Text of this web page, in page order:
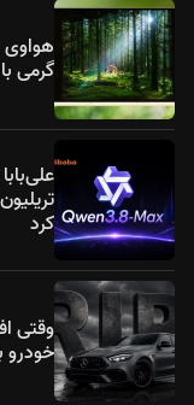
گرمی
کرد
وقتی
خودرو با ۲۷ محصول در